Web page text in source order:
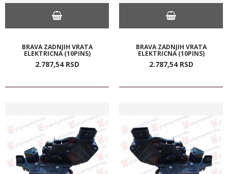
BRAVA ZADNJIH VRATA
ELEKTRICNA (10PINS)
2.787,54 RSD
BRAVA ZADNJIH VRATA
ELEKTRICNA (10PINS)
2.787,54 RSD